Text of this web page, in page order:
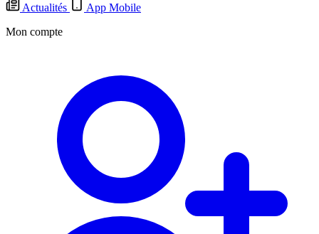
Actualités
App Mobile
Mon compte